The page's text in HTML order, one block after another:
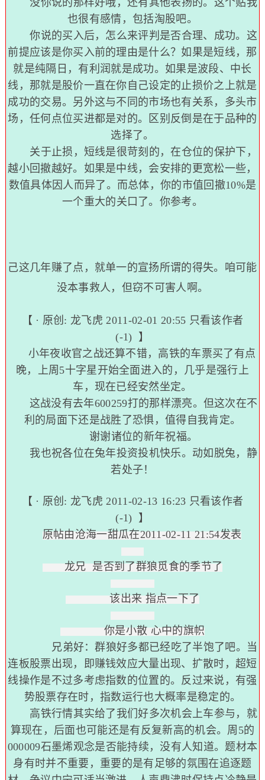
没你说的那样好哦，还有其他表扬的。这个贴我
也很有感情，包括淘股吧。
你说的买入后，怎么来评判是否合理、成功。这
前提应该是你买入前的理由是什么？如果是短线，那
就是纯隔日，有利润就是成功。如果是波段、中长
线，那就是股价一直在你自己设定的止损价之上就是
成功的交易。另外这与不同的市场也有关系，多头市
场，任何点位买进都是对的。区别反倒是在于品种的
选择了。
关于止损，短线是很苛刻的，在仓位的保护下，
越小回撤越好。如果是中线，会安排的更宽松一些，
数值具体因人而异了。而总体，你的市值回撤10%是
一个重大的关口了。你参考。
己这几年赚了点，就单一的宣扬所谓的得失。咱可能
没本事救人，但窃不可害人啊。
【 · 原创: 龙飞虎 2011-02-01 20:55 只看该作者
(-1) 】
小年夜收官之战还算不错，高铁的车票买了有点
晚，上周5十字星开始全面进入的，几乎是强行上
车，现在已经安然坐定。
这战没有去年600259打的那样漂亮。但这次在不
利的局面下还是战胜了恐惧，值得自我肯定。
谢谢诸位的新年祝福。
我也祝各位在兔年投资投机快乐。动如脱兔，静
若处子！
【 · 原创: 龙飞虎 2011-02-13 16:23 只看该作者
(-1) 】
原帖由沧海一甜瓜在2011-02-11 21:54发表
龙兄 是否到了群狼觅食的季节了
该出来 指点一下了
你是小散 心中的旗帜
兄弟好：群狼好多都已经吃了半饱了吧。当
连板股票出现，即赚钱效应大量出现、扩散时，超短
线操作是不过多考虑指数的位置的。反过来说，有强
势股票存在时，指数运行也大概率是稳定的。
高铁行情其实给了我们好多次机会上车参与，就
算现在，后面也可能还是有反复新高的机会。周5的
000009石墨烯观念是否能持续，没有人知道。题材本
身有时并不重要，重要的是有足够的氛围在追逐题